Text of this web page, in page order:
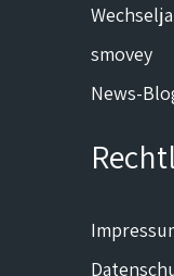
smovey
News-